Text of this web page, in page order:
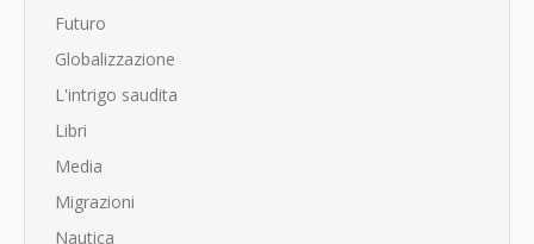
Futuro
Globalizzazione
L'intrigo saudita
Libri
Media
Migrazioni
Nautica